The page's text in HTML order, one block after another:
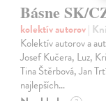
Básne SK/
kolektív autorov|
Kolektív autorov a
Josef Kučera, Luz,
Tina Štěrbová, Jan
najlepších…